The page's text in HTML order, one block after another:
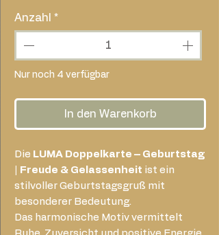
Anzahl *
Nur noch 4 verfügbar
In den Warenkorb
Die LUMA Doppelkarte – Geburtstag
| Freude & Gelassenheit ist ein
stilvoller Geburtstagsgruß mit
besonderer Bedeutung.
Das harmonische Motiv vermittelt